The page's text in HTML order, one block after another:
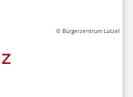
© Bürgerzentrum Lützel